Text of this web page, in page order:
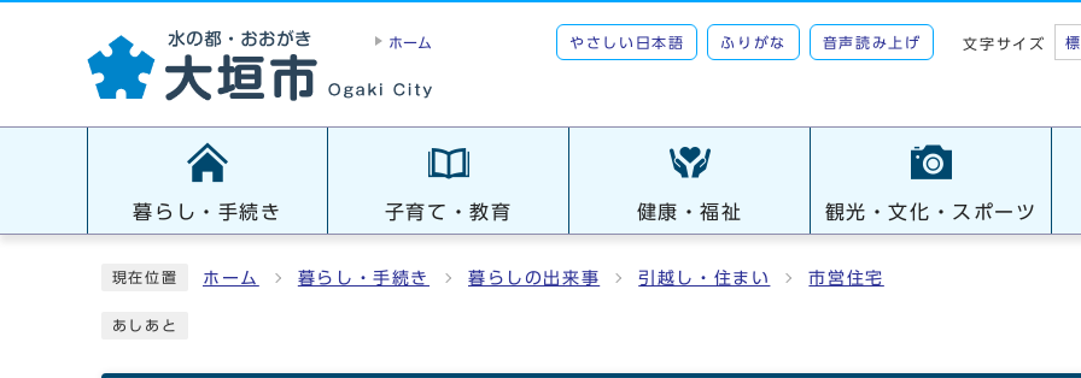
ホーム やさしい日本語 ふりがな 音声読み上げ 文字サイズ
暮らし・手続き 子育て・教育 健康・福祉 観光・文化・スポーツ
現在位置 ホーム 暮らし・手続き 暮らしの出来事 引越し・住まい 市営住宅
あしあと